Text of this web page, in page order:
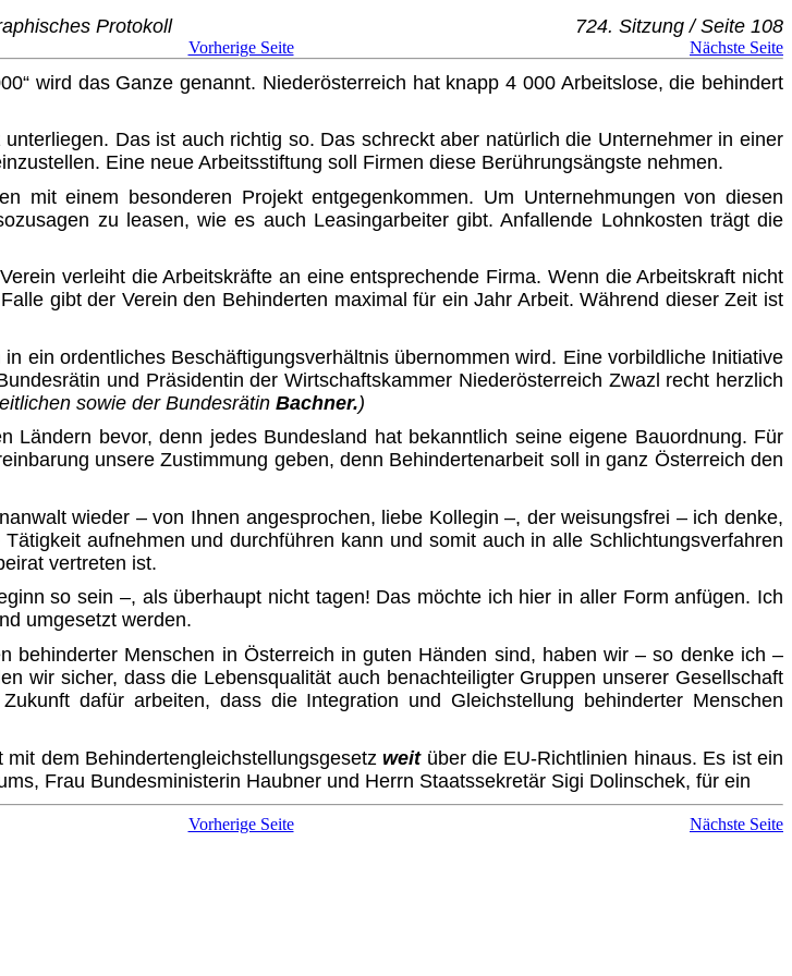
Protokoll 724. Sitzung / Seite 108
Vorherige Seite Nächste Seite
wird das Ganze genannt. Niederösterreich hat knapp 4 000 Arbeitslose, die behindert
Das ist auch richtig so. Das schreckt aber natürlich die Unternehmer in einer
Eine neue Arbeitsstiftung soll Firmen diese Berührungsängste nehmen.
mit einem besonderen Projekt entgegenkommen. Um Unternehmungen von diesen
zu leasen, wie es auch Leasingarbeiter gibt. Anfallende Lohnkosten trägt die
verleiht die Arbeitskräfte an eine entsprechende Firma. Wenn die Arbeitskraft nicht
gibt der Verein den Behinderten maximal für ein Jahr Arbeit. Während dieser Zeit ist
ein ordentliches Beschäftigungsverhältnis übernommen wird. Eine vorbildliche Initiative
und Präsidentin der Wirtschaftskammer Niederösterreich Zwazl recht herzlich
sowie der Bundesrätin Bachner.)
bevor, denn jedes Bundesland hat bekanntlich seine eigene Bauordnung. Für
unsere Zustimmung geben, denn Behindertenarbeit soll in ganz Österreich den
wieder – von Ihnen angesprochen, liebe Kollegin –, der weisungsfrei – ich denke,
aufnehmen und durchführen kann und somit auch in alle Schlichtungsverfahren
vertreten ist.
so sein –, als überhaupt nicht tagen! Das möchte ich hier in aller Form anfügen. Ich
umgesetzt werden.
behin­derter Menschen in Österreich in guten Händen sind, haben wir – so denke ich –
wir sicher, dass die Lebensqualität auch benachteiligter Gruppen unserer Gesellschaft
dafür arbeiten, dass die Integration und Gleichstellung behinderter Menschen
mit dem Behindertengleichstellungsgesetzweitüber die EU-Richtlinien hinaus. Es ist ein
Frau Bundesministerin Haubner und Herrn Staatssekretär Sigi Dolinschek, für ein
Vorherige Seite Nächste Seite